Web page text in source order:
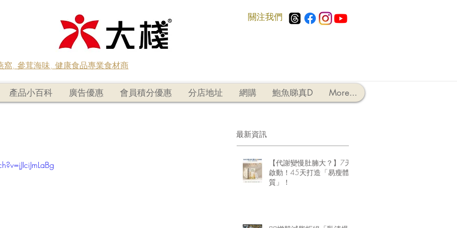
​關注我們
, 參茸海味, 健康食品專業食材商
產品小百科 廣告優惠 會員積分優惠 分店地址 網購 鮑魚睇真D More...
最新資訊
【代謝變慢肚腩大？】7天
啟動！45天打造「易瘦體
質」！